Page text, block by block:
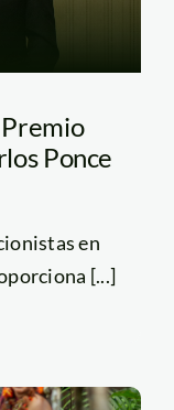
Ponce
en
[...]